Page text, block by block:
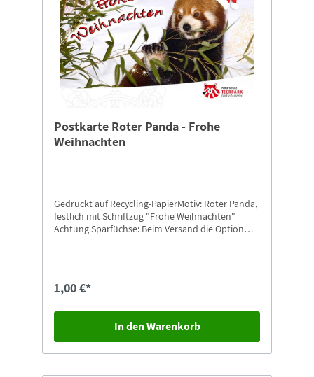
Postkarte Roter Panda - Frohe
Weihnachten
Gedruckt auf Recycling-PapierMotiv: Roter Panda,
festlich mit Schriftzug "Frohe Weihnachten"
Achtung Sparfüchse: Beim Versand die Option
1,00 €*
In den Warenkorb